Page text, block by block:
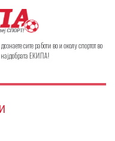
сите работи во и околу спортот во
најдобрата ЕКИПА!